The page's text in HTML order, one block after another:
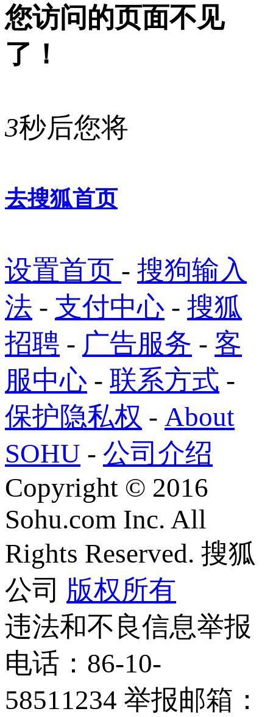
您访问的页面不见
了！
3秒后您将
去搜狐首页
设置首页 - 搜狗输入
法 - 支付中心 - 搜狐
招聘 - 广告服务 - 客
服中心 - 联系方式 -
保护隐私权 - About
SOHU - 公司介绍
Copyright © 2016
Sohu.com Inc. All
Rights Reserved. 搜狐
公司 版权所有
违法和不良信息举报
电话：86-10-
58511234 举报邮箱：